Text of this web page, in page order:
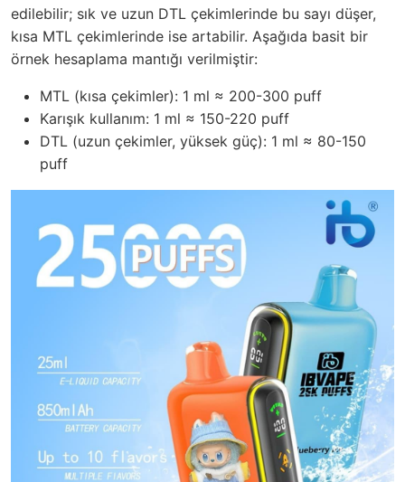
edilebilir; sık ve uzun DTL çekimlerinde bu sayı düşer,
kısa MTL çekimlerinde ise artabilir. Aşağıda basit bir
örnek hesaplama mantığı verilmiştir:
MTL (kısa çekimler): 1 ml ≈ 200-300 puff
Karışık kullanım: 1 ml ≈ 150-220 puff
DTL (uzun çekimler, yüksek güç): 1 ml ≈ 80-150
puff